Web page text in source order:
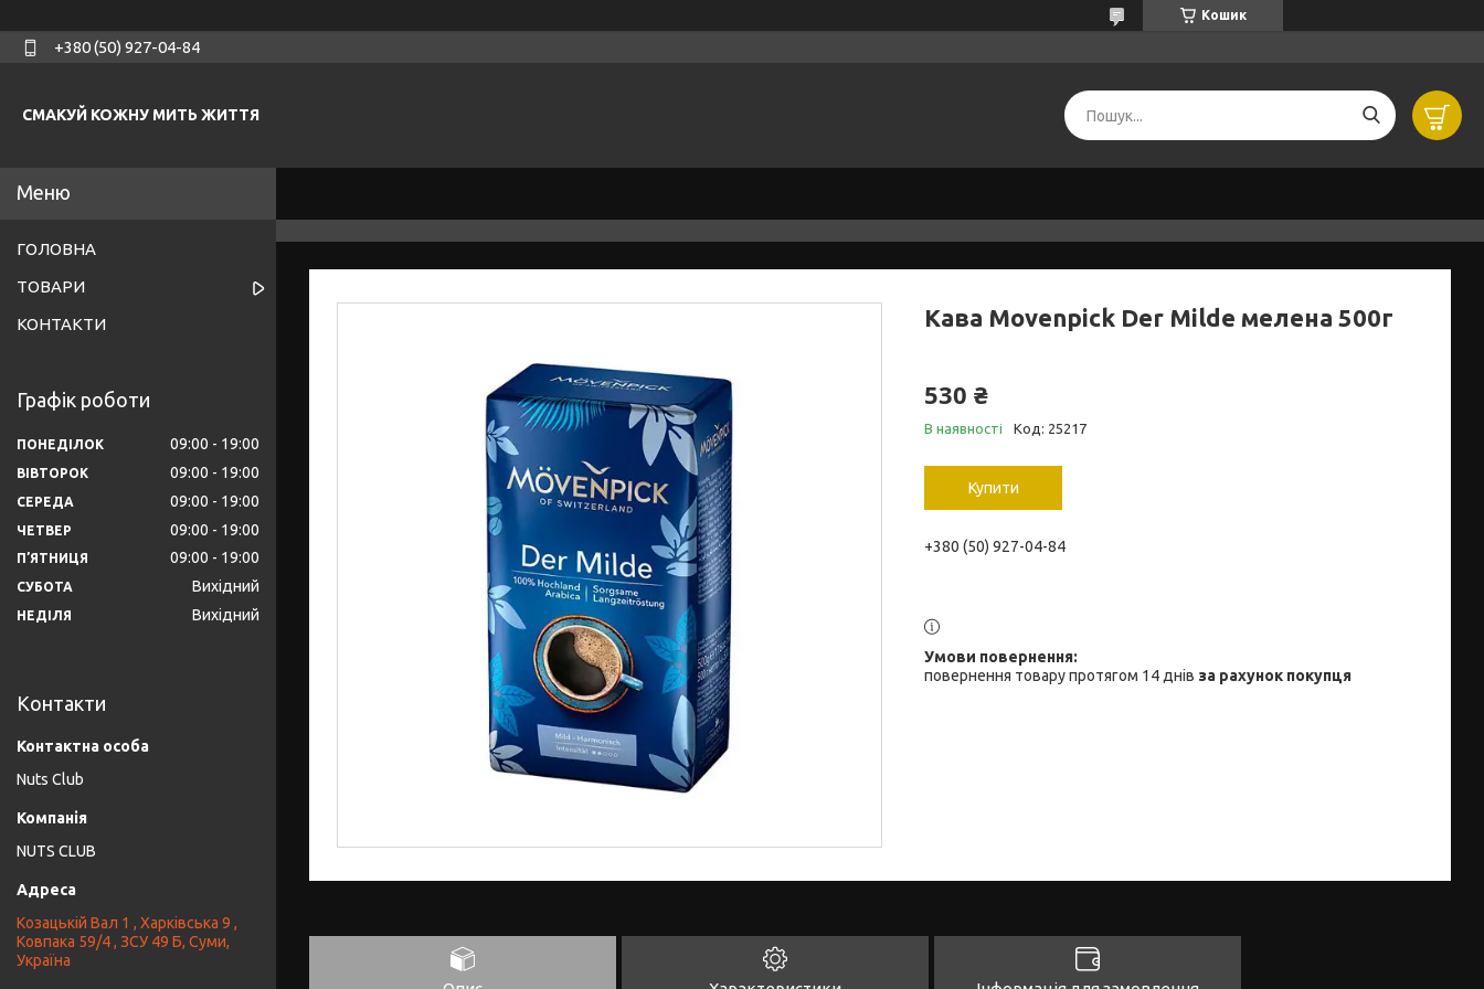
Кошик
+380 (50) 927-04-84
СМАКУЙ КОЖНУ МИТЬ ЖИТТЯ
Кава Movenpick Der Milde мелена 500г
530 ₴
В наявності Код: 25217
Купити
+380 (50) 927-04-84
повернення товару протягом 14 днів за рахунок покупця
ГОЛОВНА
ТОВАРИ
КОНТАКТИ
Графік роботи
ПОНЕДІЛОК 09:00 19:00
ВІВТОРОК 09:00 19:00
СЕРЕДА 09:00 19:00
ЧЕТВЕР 09:00 19:00
ПʼЯТНИЦЯ 09:00 19:00
СУБОТА Вихідний
НЕДІЛЯ Вихідний
Контакти
Nuts Club
NUTS CLUB
Козацькій Вал 1 , Харківська 9 ,
Ковпака 59/4 , ЗСУ 49 Б, Суми,
Україна